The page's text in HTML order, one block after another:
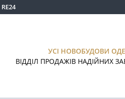
RE24
УСІ НОВОБУДОВИ
ВІДДІЛ ПРОДАЖІВ НАДІЙНИХ